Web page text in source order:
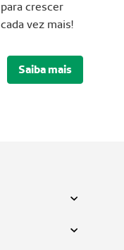
para crescer
cada vez mais!
Saiba mais